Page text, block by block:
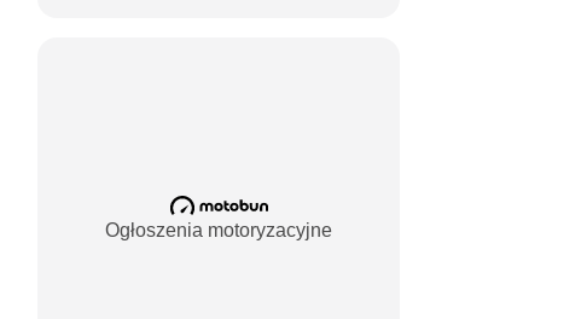
Ogłoszenia motoryzacyjne